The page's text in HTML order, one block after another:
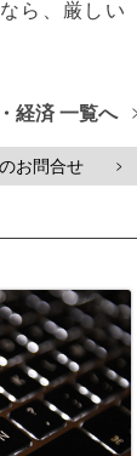
ら、厳しい
経済 一覧へ
お問合せ >